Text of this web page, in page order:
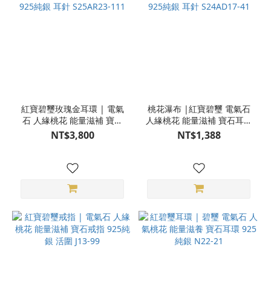
紅寶碧璽玫瑰金耳環 | 電氣
石 人緣桃花 能量滋補 寶石
耳環 925純銀 耳針
S25AR23-111
NT$3,800
桃花瀑布 |紅寶碧璽 電氣石
人緣桃花 能量滋補 寶石耳環
925純銀 耳針 S24AD17-41
NT$1,388